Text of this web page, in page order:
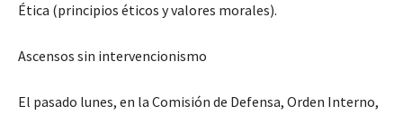
Ética (principios éticos y valores morales).
Ascensos sin intervencionismo
El pasado lunes, en la Comisión de Defensa, Orden Interno,